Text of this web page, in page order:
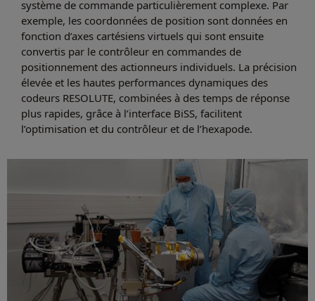
système de commande particulièrement complexe. Par
exemple, les coordonnées de position sont données en
fonction d’axes cartésiens virtuels qui sont ensuite
convertis par le contrôleur en commandes de
positionnement des actionneurs individuels. La précision
élevée et les hautes performances dynamiques des
codeurs RESOLUTE, combinées à des temps de réponse
plus rapides, grâce à l’interface BiSS, facilitent
l’optimisation et du contrôleur et de l’hexapode.